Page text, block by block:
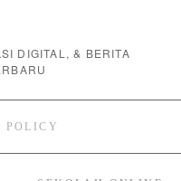
DIGITAL, & BERITA
POLICY